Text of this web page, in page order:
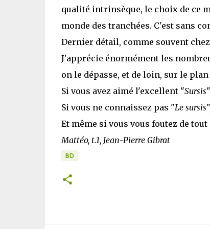
qualité intrinsèque, le choix de ce
monde des tranchées. C'est sans
Dernier détail, comme souvent
J'apprécie énormément les
on le dépasse, et de loin, sur le
Si vous avez aimé l'excellent "Sursis
Si vous ne connaissez pas "Le sursis
Et même si vous vous foutez de
Mattéo, t.1, Jean-Pierre Gibrat
BD